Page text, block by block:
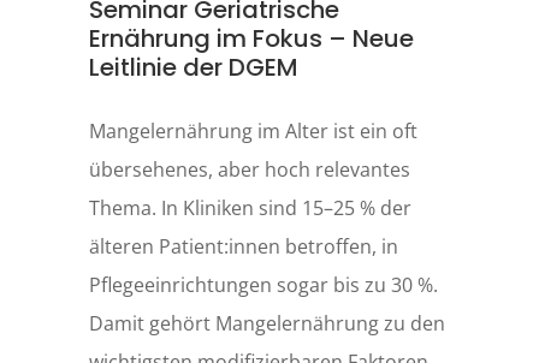
Seminar Geriatrische
Ernährung im Fokus – Neue
Leitlinie der DGEM
Mangelernährung im Alter ist ein oft
übersehenes, aber hoch relevantes
Thema. In Kliniken sind 15–25 % der
älteren Patient:innen betroffen, in
Pflegeeinrichtungen sogar bis zu 30 %.
Damit gehört Mangelernährung zu den